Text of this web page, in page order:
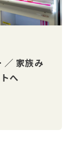
／ 家族み
へ